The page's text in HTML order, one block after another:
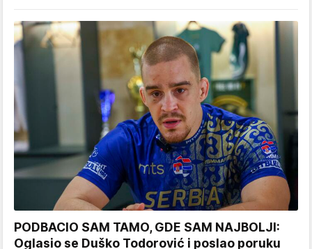
PODBACIO SAM TAMO, GDE SAM NAJBOLJI:
Oglasio se Duško Todorović i poslao poruku